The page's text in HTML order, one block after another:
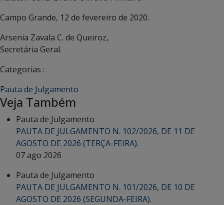
Campo Grande, 12 de fevereiro de 2020.
Arsenia Zavala C. de Queiroz,
Secretária Geral.
Categorias :
Pauta de Julgamento
Veja Também
Pauta de Julgamento
PAUTA DE JULGAMENTO N. 102/2026, DE 11 DE
AGOSTO DE 2026 (TERÇA-FEIRA).
07 ago 2026
Pauta de Julgamento
PAUTA DE JULGAMENTO N. 101/2026, DE 10 DE
AGOSTO DE 2026 (SEGUNDA-FEIRA).